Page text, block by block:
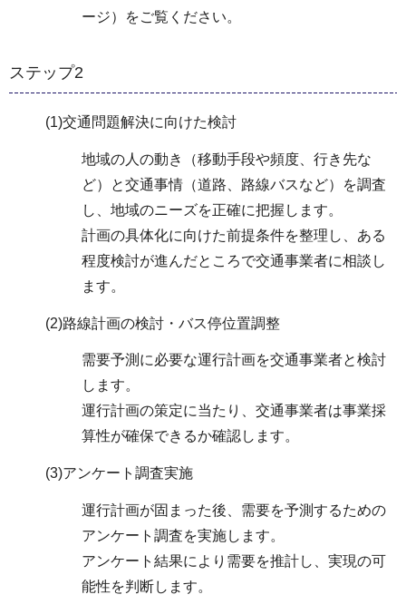
ージ）をご覧ください。
ステップ2
(1)交通問題解決に向けた検討
地域の人の動き（移動手段や頻度、行き先な
ど）と交通事情（道路、路線バスなど）を調査
し、地域のニーズを正確に把握します。
計画の具体化に向けた前提条件を整理し、ある
程度検討が進んだところで交通事業者に相談し
ます。
(2)路線計画の検討・バス停位置調整
需要予測に必要な運行計画を交通事業者と検討
します。
運行計画の策定に当たり、交通事業者は事業採
算性が確保できるか確認します。
(3)アンケート調査実施
運行計画が固まった後、需要を予測するための
アンケート調査を実施します。
アンケート結果により需要を推計し、実現の可
能性を判断します。